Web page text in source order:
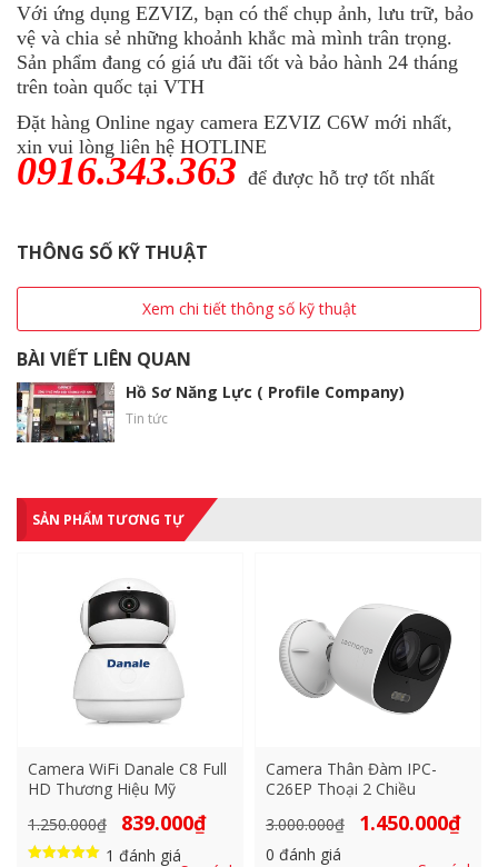
Với ứng dụng EZVIZ, bạn có thể chụp ảnh, lưu trữ, bảo
vệ và chia sẻ những khoảnh khắc mà mình trân trọng.
Sản phẩm đang có giá ưu đãi tốt và bảo hành 24 tháng
trên toàn quốc tại VTH
Đặt hàng Online ngay camera EZVIZ C6W mới nhất,
xin vui lòng liên hệ HOTLINE
0916.343.363 để được hỗ trợ tốt nhất
THÔNG SỐ KỸ THUẬT
Xem chi tiết thông số kỹ thuật
BÀI VIẾT LIÊN QUAN
Hồ Sơ Năng Lực ( Profile Company)
Tin tức
SẢN PHẨM TƯƠNG TỰ
Camera WiFi Danale C8 Full
HD Thương Hiệu Mỹ
1.250.000₫
Giá
gốc
là:
839.000₫Giá
1 đánh giá
Camera Thân Đàm IPC-
C26EP Thoại 2 Chiều
3.000.000₫
Giá
gốc
1.450.000₫Giá
0 đánh giá